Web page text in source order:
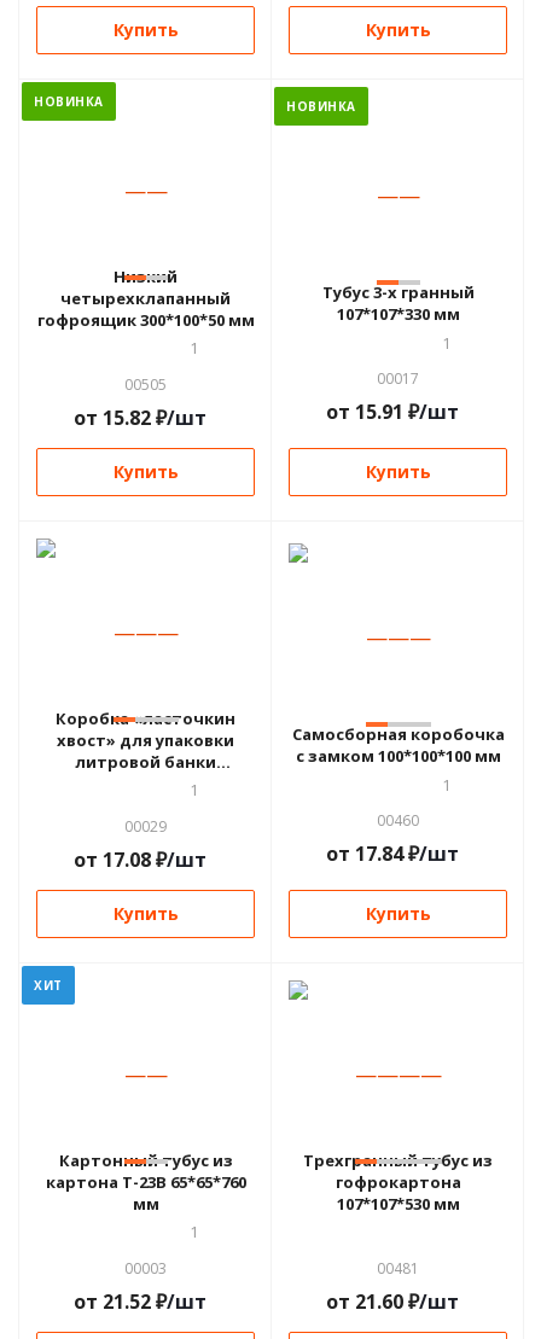
Купить Купить
НОВИНКА
——
Низкий
четырехклапанный
гофроящик 300*100*50 мм
1
00505
от 15.82₽/шт
Купить
НОВИНКА
——
Тубус 3-х гранный
107*107*330 мм
1
00017
от 15.91 ₽/шт
Купить
———
Коробка «ласточкин
хвост» для упаковки
литровой банки
115*115*135 мм1
00029
от 17.08₽/шт
Купить
———
Самосборная коробочка
с замком 100*100*100 мм
1
00460
от 17.84₽/шт
Купить
ХИТ
——
Картонный тубус из
картона Т-23В 65*65*760
мм
1
00003
от 21.52₽/шт
————
Трехгранный тубус из
гофрокартона
107*107*530 мм
00481
от 21.60₽/шт